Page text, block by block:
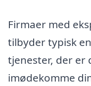
Firmaer med
tilbyder typisk
tjenester, der er
imødekomme